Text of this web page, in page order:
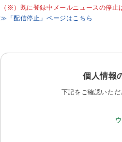
（※）既に登録中メールニュースの停止
≫「配信停止」ページはこちら
個人情報
下記をご確認いただ